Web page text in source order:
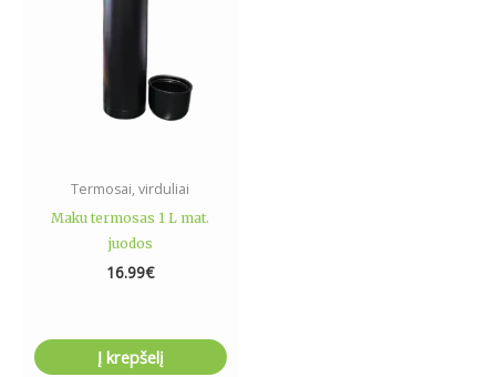
Termosai, virduliai
Maku termosas 1 L mat.
juodos
16.99€
Į krepšelį